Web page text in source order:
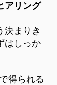
アリング
決まりき
はしっか
得られる